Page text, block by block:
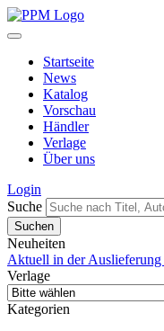
Startseite
News
Katalog
Vorschau
Händler
Verlage
Über uns
Login
Suche
Neuheiten
Aktuell in der Auslieferung
Verlage
Kategorien